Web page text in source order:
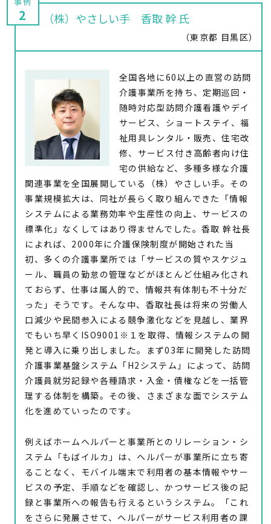
2 （株）やさしい手 香取 幹 氏
（東京都 目黒区）
全国各地に60以上の直営の訪問
介護事業所を持ち、定期巡回・
随時対応型訪問介護看護やデイ
サービス、ショートステイ、福
祉用具レンタル・販売、住宅改
修、サービス付き高齢者向け住
宅の供給など、多種多様な介護
関連事業を全国展開している（株）やさしい手。その
事業規模拡大は、同社が長らく取り組んできた「情報
システムによる業務効率や生産性の向上、サービスの
標準化」なくしてはあり得ませんでした。香取 幹社長
によれば、2000年に介護保険制度が開始された当
初、多くの介護事業所では「サービスの質やスケジュ
ール、職員の勤怠の管理などがほとんど仕組み化され
ておらず、仕事は属人的で、情報共有体制も不十分だ
った」そうです。そんな中、香取社長は将来の労働人
口減少や民間参入による競争激化などを見越し、業界
でもいち早くISO9001※１を取得、情報システムの開
発と導入に乗り出しました。まず03年に開発した訪問
介護事業基盤システム「H2システム」によって、訪問
介護員就労記録や各種請求・入金・債権などを一括管
理する体制を構築。その後、さまざまな面でシステム
化を進めていったのです。
例えばホームヘルパーと事業所とのリレーション・シ
ステム「もばイルカ」は、ヘルパーが事業所に立ち寄
ることなく、モバイル端末で利用者の基本情報やサー
ビスの予定、手順などを確認し、かつサービス後の記
録と事業所への報告も行えるというシステム。「これ
をさらに発展させて、ヘルパーがサービス利用者の課